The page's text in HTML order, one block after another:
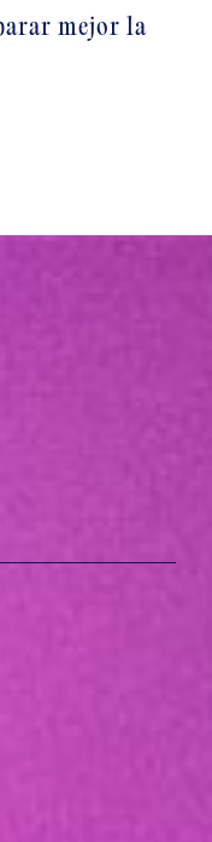
mejor la